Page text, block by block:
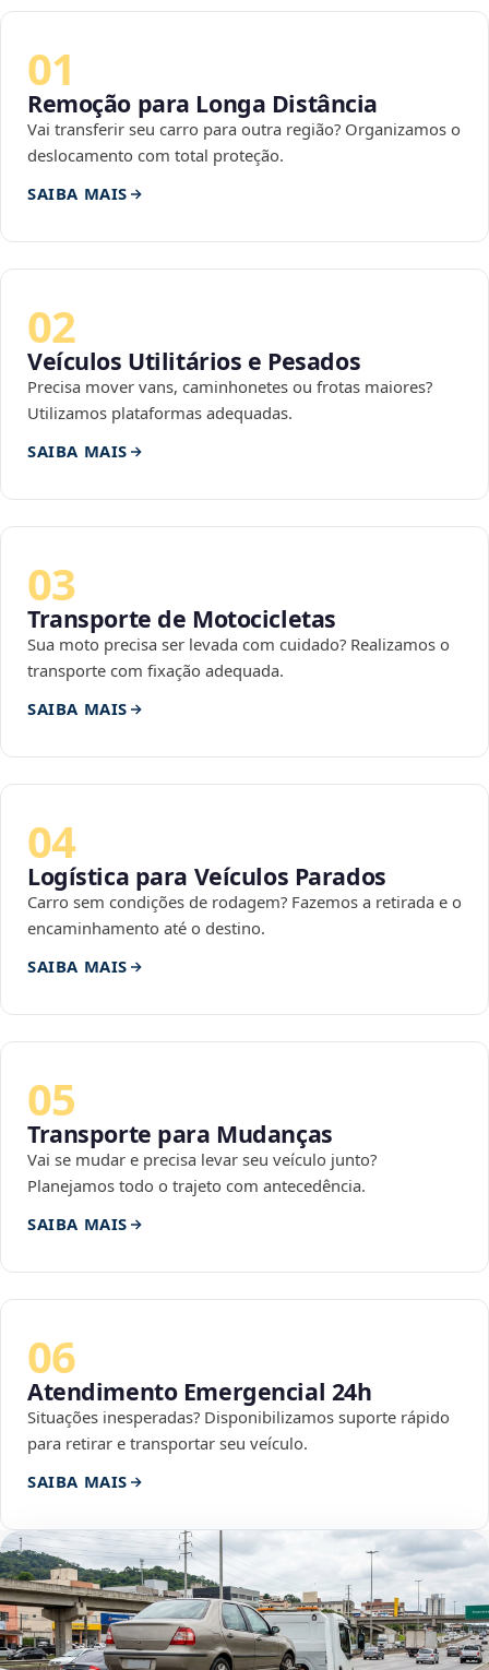
01
Remoção para Longa Distância
Vai transferir seu carro para outra região? Organizamos o
deslocamento com total proteção.
SAIBA MAIS
02
Veículos Utilitários e Pesados
Precisa mover vans, caminhonetes ou frotas maiores?
Utilizamos plataformas adequadas.
SAIBA MAIS
03
Transporte de Motocicletas
Sua moto precisa ser levada com cuidado? Realizamos o
transporte com fixação adequada.
SAIBA MAIS
04
Logística para Veículos Parados
Carro sem condições de rodagem? Fazemos a retirada e o
encaminhamento até o destino.
SAIBA MAIS
05
Transporte para Mudanças
Vai se mudar e precisa levar seu veículo junto?
Planejamos todo o trajeto com antecedência.
SAIBA MAIS
06
Atendimento Emergencial 24h
Situações inesperadas? Disponibilizamos suporte rápido
para retirar e transportar seu veículo.
SAIBA MAIS